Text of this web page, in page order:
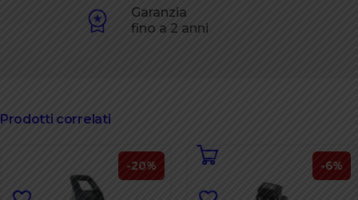
Garanzia
fino a 2 anni
Prodotti correlati
-20% -6%